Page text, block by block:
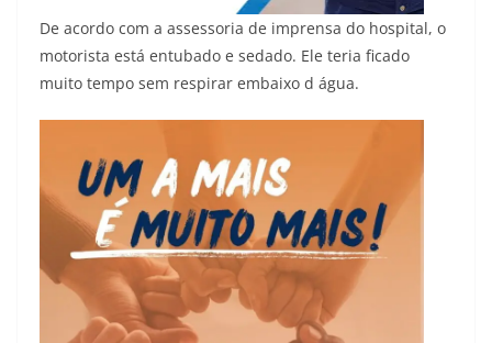
De acordo com a assessoria de imprensa do hospital, o
motorista está entubado e sedado. Ele teria ficado
muito tempo sem respirar embaixo d água.